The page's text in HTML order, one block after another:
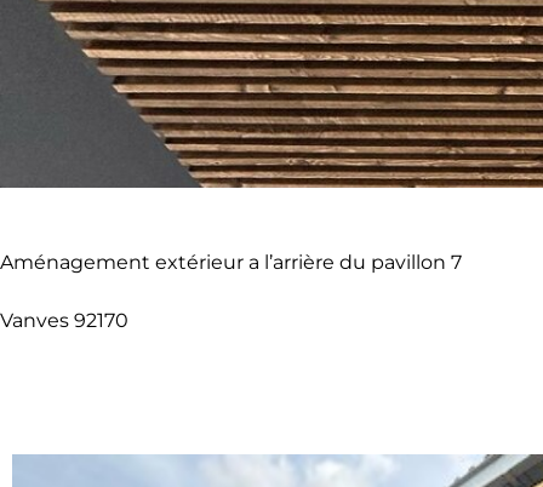
Aménagement extérieur a l’arrière du pavillon 7
Vanves 92170